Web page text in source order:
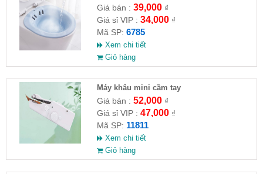
người già
Giá bán : 39,000₫
Giá sỉ VIP : 34,000₫
Mã SP: 6785
Xem chi tiết
Giỏ hàng
Máy khâu mini cầm tay
Giá bán : 52,000₫
Giá sỉ VIP : 47,000₫
Mã SP: 11811
Xem chi tiết
Giỏ hàng